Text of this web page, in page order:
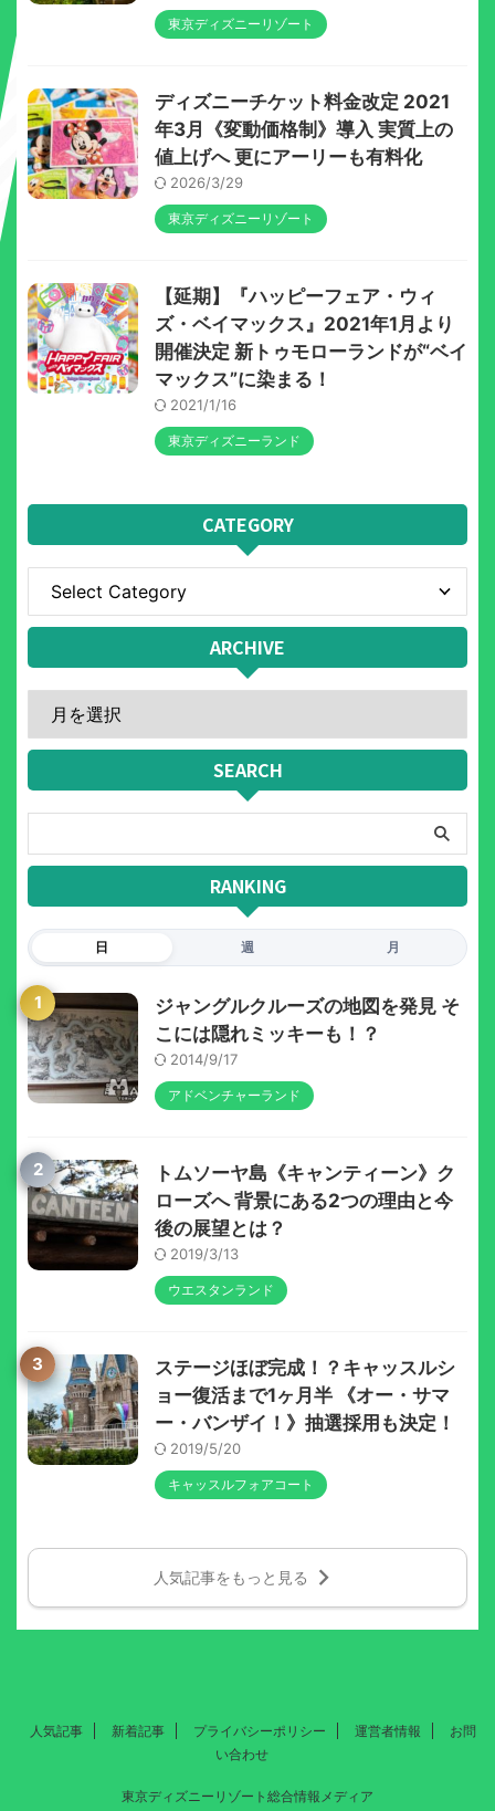
東京ディズニーリゾート
ディズニーチケット料金改定 2021
年3月《変動価格制》導入 実質上の
値上げへ 更にアーリーも有料化
2026/3/29
東京ディズニーリゾート
【延期】『ハッピーフェア・ウィ
ズ・ベイマックス』2021年1月より
開催決定 新トゥモローランドが“ベイ
マックス”に染まる！
2021/1/16
東京ディズニーランド
CATEGORY
ARCHIVE
SEARCH
RANKING
日 週 月
1
ジャングルクルーズの地図を発見 そ
こには隠れミッキーも！？
2014/9/17
アドベンチャーランド
2
トムソーヤ島《キャンティーン》ク
ローズへ 背景にある2つの理由と今
後の展望とは？
2019/3/13
ウエスタンランド
3
ステージほぼ完成！？キャッスルシ
ョー復活まで1ヶ月半 《オー・サマ
ー・バンザイ！》抽選採用も決定！
2019/5/20
キャッスルフォアコート
人気記事をもっと見る
人気記事 新着記事 プライバシーポリシー 運営者情報
お問
い合わせ
東京ディズニーリゾート総合情報メディア